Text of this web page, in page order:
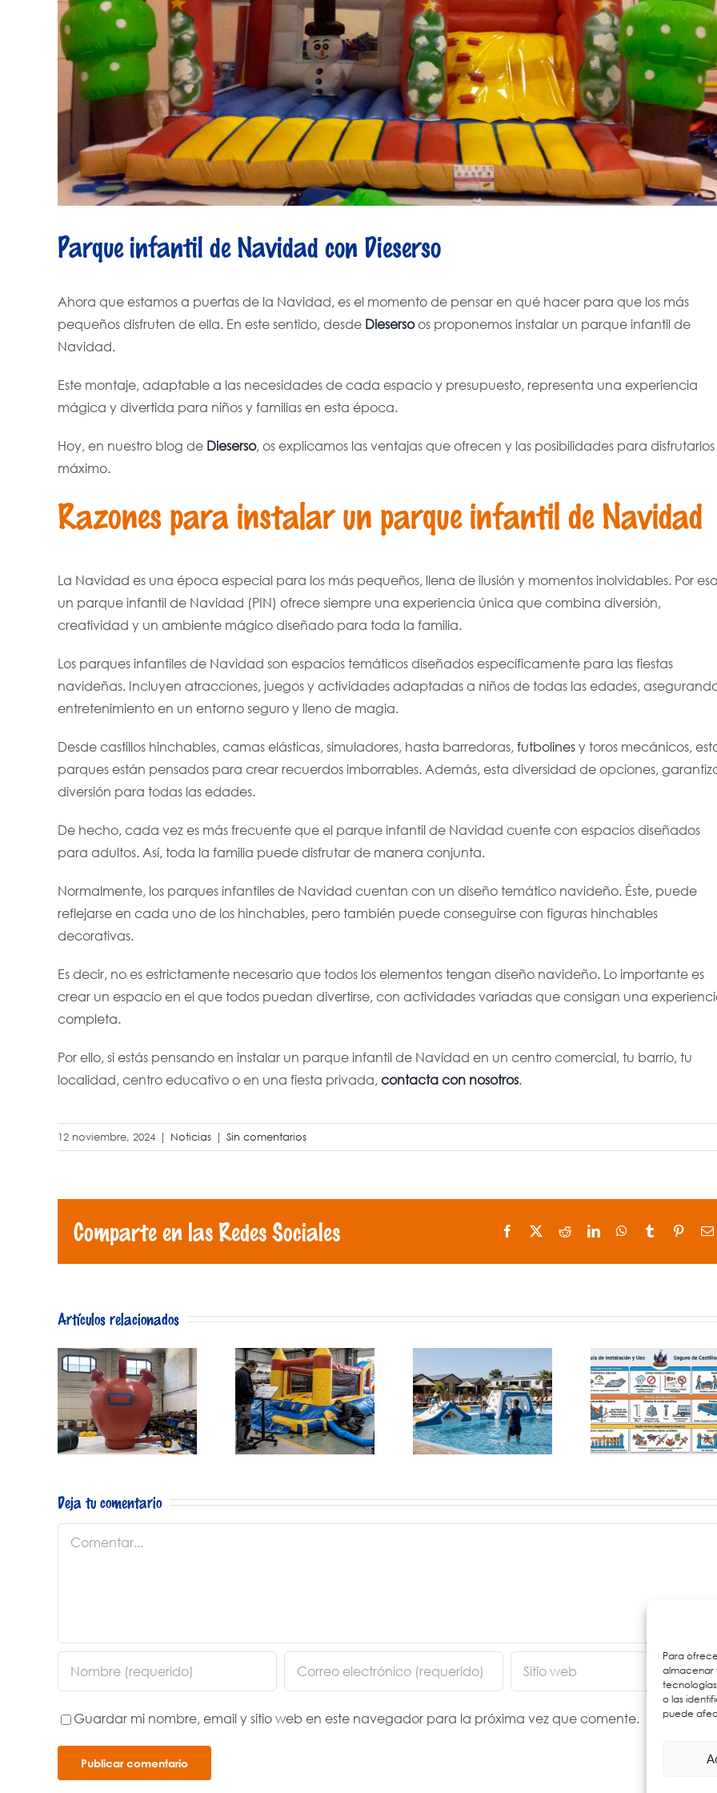
Para
almacenar
o las
puede
Parque infantil de Navidad con Dieserso
Ahora que estamos a puertas de la Navidad, es el momento de pensar en qué hacer para que los más
pequeños disfruten de ella. En este sentido, desde Diesersoos proponemos instalar un parque infantil de
Navidad.
Este montaje, adaptable a las necesidades de cada espacio y presupuesto, representa una experiencia
mágica y divertida para niños y familias en esta época.
Hoy, en nuestro blog de Dieserso, os explicamos las ventajas que ofrecen y las posibilidades para
máximo.
Razones para instalar un parque infantil de Navidad
La Navidad es una época especial para los más pequeños, llena de ilusión y momentos inolvidables. Por
un parque infantil de Navidad (PIN) ofrece siempre una experiencia única que combina diversión,
creatividad y un ambiente mágico diseñado para toda la familia.
Los parques infantiles de Navidad son espacios temáticos diseñados específicamente para las fiestas
navideñas. Incluyen atracciones, juegos y actividades adaptadas a niños de todas las edades,
entretenimiento en un entorno seguro y lleno de magia.
Desde castillos hinchables, camas elásticas, simuladores, hasta barredoras,futbolinesy toros mecánicos,
parques están pensados para crear recuerdos imborrables. Además, esta diversidad de opciones,
diversión para todas las edades.
De hecho, cada vez es más frecuente que el parque infantil de Navidad cuente con espacios diseñados
para adultos. Así, toda la familia puede disfrutar de manera conjunta.
Normalmente, los parques infantiles de Navidad cuentan con un diseño temático navideño. Éste, puede
reflejarse en cada uno de los hinchables, pero también puede conseguirse con figuras hinchables
decorativas.
Es decir, no es estrictamente necesario que todos los elementos tengan diseño navideño. Lo importante es
crear un espacio en el que todos puedan divertirse, con actividades variadas que consigan una
completa.
Por ello, si estás pensando en instalar un parque infantil de Navidad en un centro comercial, tu barrio, tu
localidad, centro educativo o en una fiesta privada,contacta con nosotros.
12 noviembre, 2024 | Noticias | Sin comentarios
Comparte en las Redes Sociales Facebook RedditLinkedInWhatsApp
Tumblr
Artículos relacionados
Normativa
UNE-EN
14960 en
hinchables,
qué debe
comprador
Hinchables
acuáticos
para hoteles
y campings
Uso seguro
de castillos
hinchables:
guía básica
de
con
Deja tu comentario
Guardar mi nombre, email y sitio web en este navegador para la próxima vez que comente.